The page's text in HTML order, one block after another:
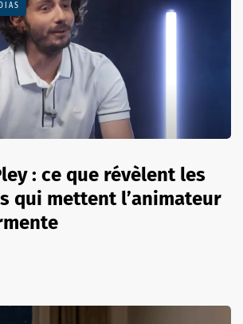
: ce que révèlent les
qui mettent l’animateur